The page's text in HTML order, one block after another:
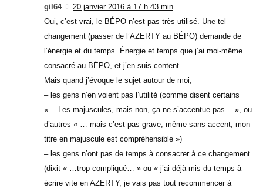
gil64
20 janvier 2016 à 17 h 43 min
Oui, c’est vrai, le BÉPO n’est pas très utilisé. Une tel
changement (passer de l’AZERTY au BÉPO) demande de
l’énergie et du temps. Énergie et temps que j’ai moi-même
consacré au BÉPO, et j’en suis content.
Mais quand j’évoque le sujet autour de moi,
– les gens n’en voient pas l’utilité (comme disent certains
« …Les majuscules, mais non, ça ne s’accentue pas… », ou
d’autres « … mais c’est pas grave, même sans accent, mon
titre en majuscule est compréhensible »)
– les gens n’ont pas de temps à consacrer à ce changement
(dixit « …trop compliqué… » ou « j’ai déjà mis du temps à
écrire vite en AZERTY, je vais pas tout recommencer à